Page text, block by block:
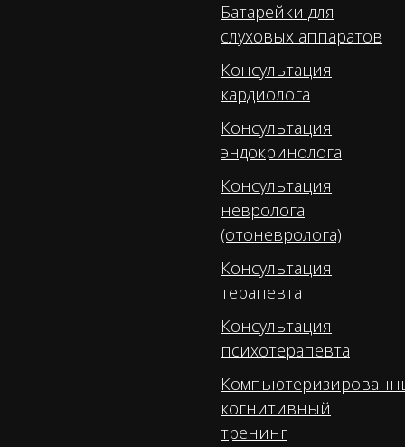
Батарейки для
слуховых аппаратов
Консультация
кардиолога
Консультация
эндокринолога
Консультация
невролога
(отоневролога)
Консультация
терапевта
Консультация
психотерапевта
когнитивный
тренинг